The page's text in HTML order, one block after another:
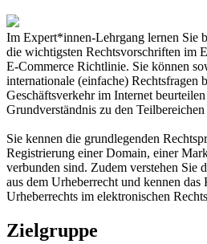
Im Expert*innen-Lehrgang lernen Sie
die wichtigsten Rechtsvorschriften im
E-Commerce Richtlinie. Sie können
internationale (einfache) Rechtsfragen
Geschäftsverkehr im Internet
Grundverständnis zu den Teilbereichen
Sie kennen die grundlegenden
Registrierung einer Domain, einer
verbunden sind. Zudem verstehen Sie
aus dem Urheberrecht und kennen
Urheberrechts im elektronischen
Zielgruppe